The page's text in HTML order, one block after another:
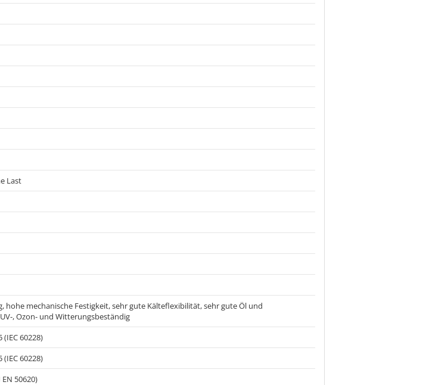
Last
hohe mechanische Festigkeit, sehr gute Kälteflexibilität, sehr gute Öl und
, Ozon- und Witterungsbeständig
(IEC 60228)
(IEC 60228)
EN 50620)